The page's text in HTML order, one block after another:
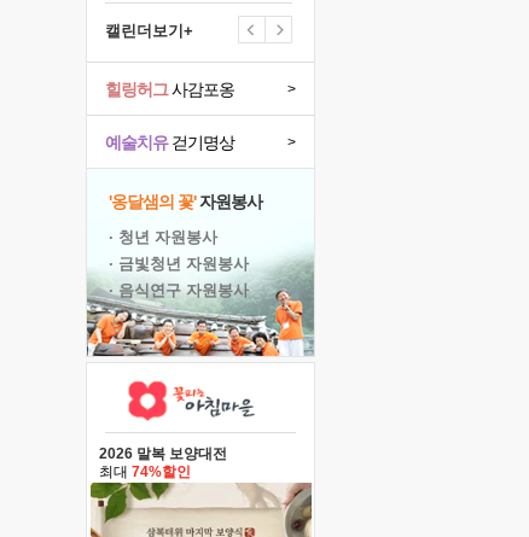
캘린더보기+
예술치유걷기명상 >
힐링허그사감포옹 >
'옹달샘의 꽃'자원봉사
· 청년 자원봉사
· 금빛청년 자원봉사
· 음식연구 자원봉사
2026 말복 보양대전
최대 74%할인